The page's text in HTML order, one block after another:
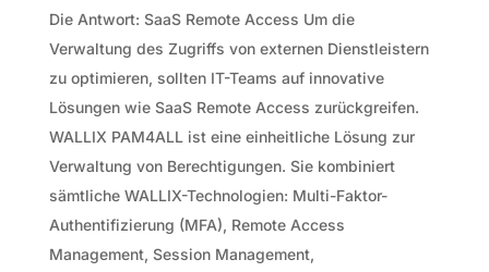
Die Antwort: SaaS Remote Access Um die
Verwaltung des Zugriffs von externen Dienstleistern
zu optimieren, sollten IT-Teams auf innovative
Lösungen wie SaaS Remote Access zurückgreifen.
WALLIX PAM4ALL ist eine einheitliche Lösung zur
Verwaltung von Berechtigungen. Sie kombiniert
sämtliche WALLIX-Technologien: Multi-Faktor-
Authentifizierung (MFA), Remote Access
Management, Session Management,